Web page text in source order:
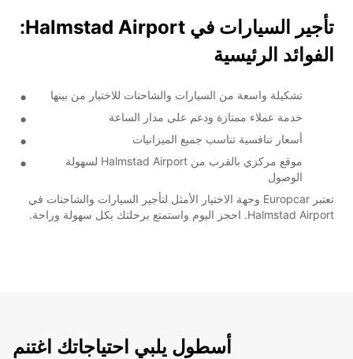
تأجير السيارات في Halmstad Airport:
الفوائد الرئيسية
تشكيلة واسعة من السيارات والشاحنات للاختيار من بينها
خدمة عملاء ممتازة ودعم على مدار الساعة
أسعار تنافسية تناسب جميع الميزانيات
موقع مركزي بالقرب من Halmstad Airport لسهولة
الوصول
تعتبر Europcar وجهة الاختيار الأمثل لتأجير السيارات والشاحنات في
Halmstad Airport. احجز اليوم واستمتع برحلتك بكل سهولة وراحة.
أسطول يلبي احتياجاتك اغتنم